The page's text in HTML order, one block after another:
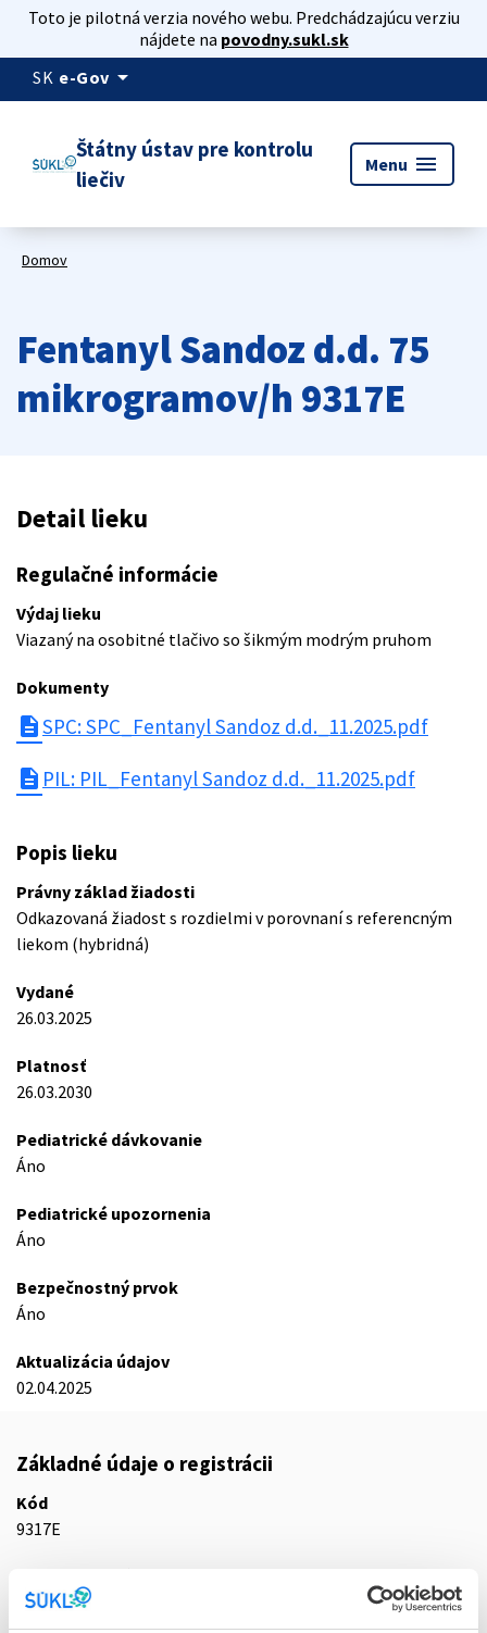
Toto je pilotná verzia nového webu. Predchádzajúcu verziu
nájdete na povodny.sukl.sk
SK e-Gov arrow_drop_down
Štátny ústav pre kontrolu
liečiv
Menu menu
Domov
Fentanyl Sandoz d.d. 75
mikrogramov/h 9317E
Detail lieku
Regulačné informácie
Výdaj lieku
Viazaný na osobitné tlačivo so šikmým modrým pruhom
Dokumenty
descriptionSPC: SPC_Fentanyl Sandoz d.d._11.2025.pdf
description PIL: PIL_Fentanyl Sandoz d.d._11.2025.pdf
Popis lieku
Právny základ žiadosti
Odkazovaná žiadost s rozdielmi v porovnaní s referencným
liekom (hybridná)
Vydané
26.03.2025
Platnosť
26.03.2030
Pediatrické dávkovanie
Áno
Pediatrické upozornenia
Áno
Bezpečnostný prvok
Áno
Aktualizácia údajov
02.04.2025
Základné údaje o registrácii
Kód
9317E
65/0067/25-S